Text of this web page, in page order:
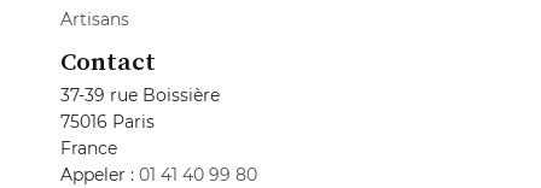
Artisans
Contact
37-39 rue Boissière
75016 Paris
France
Appeler : 01 41 40 99 80